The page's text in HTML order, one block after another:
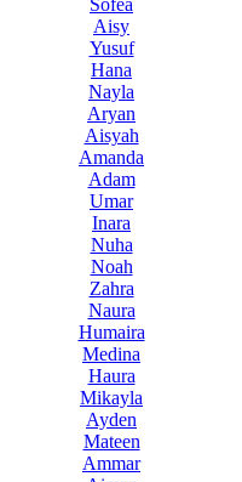
Aisy
Yusuf
Hana
Nayla
Aryan
Aisyah
Amanda
Adam
Umar
Inara
Nuha
Noah
Zahra
Naura
Humaira
Medina
Haura
Mikayla
Ayden
Mateen
Ammar